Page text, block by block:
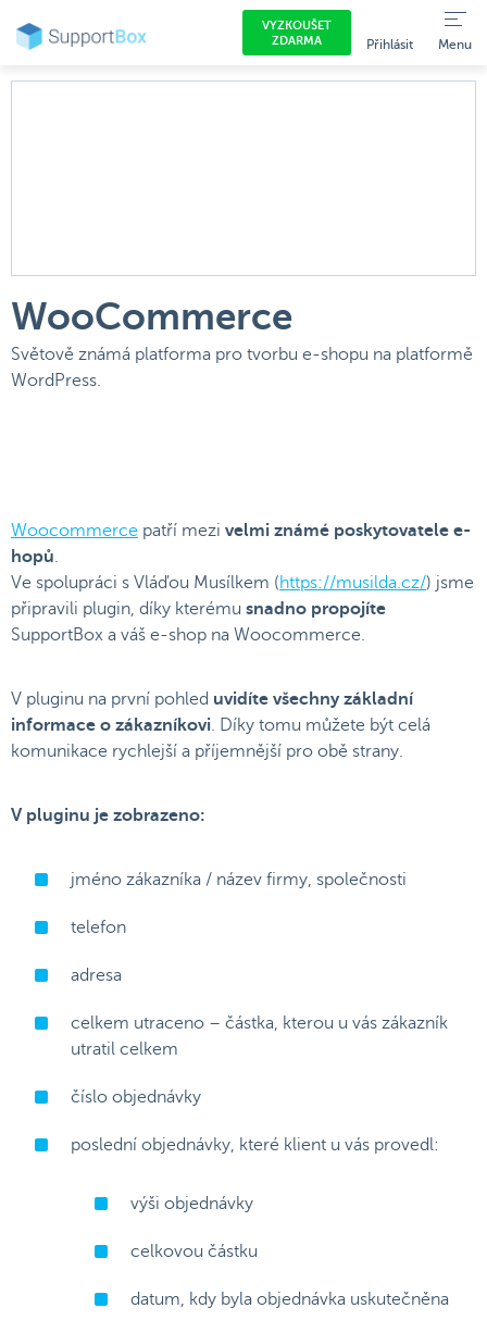
VYZKOUŠET
ZDARMA
Přihlásit Menu
SupportBox E-shopová řešení WooCommerce
WooCommerce
Světově známá platforma pro tvorbu e-shopu na platformě
WordPress.
Woocommerce patří mezi velmi známé poskytovatele e-
hopů.
Ve spolupráci s Vláďou Musílkem (https://musilda.cz/) jsme
připravili plugin, díky kterému snadno propojíte
SupportBox a váš e-shop na Woocommerce.
V pluginu na první pohled uvidíte všechny základní
informace o zákazníkovi. Díky tomu můžete být celá
komunikace rychlejší a příjemnější pro obě strany.
V pluginu je zobrazeno:
jméno zákazníka / název firmy, společnosti
telefon
adresa
celkem utraceno – částka, kterou u vás zákazník
utratil celkem
číslo objednávky
poslední objednávky, které klient u vás provedl:
výši objednávky
celkovou částku
datum, kdy byla objednávka uskutečněna